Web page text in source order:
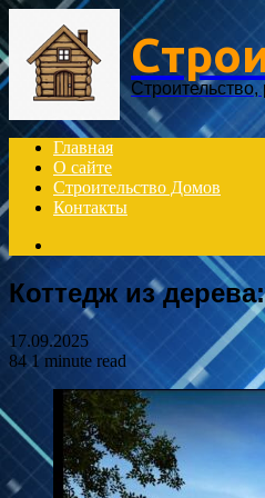
Строительство,
Главная
О сайте
Строительство Домов
Контакты
for
Коттедж из
17.09.2025
841 minute read